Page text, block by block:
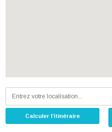
Calculer l’itinéraire